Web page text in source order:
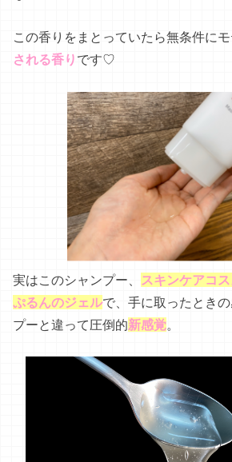
実はこのシャンプー、スキンケアコス
ぷるんのジェルで、手に取ったときの
プーと違って圧倒的
新感覚 。
泡立ちもとてもよくて、ヘッドスパマ
いる感覚。気持ちよくて１日頑張っ